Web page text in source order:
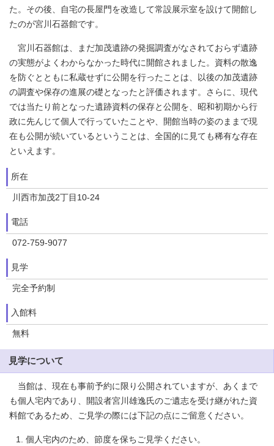
た。その後、自宅の長屋門を改造して常設展示室を設けて開館し
たのが宮川石器館です。
宮川石器館は、まだ加茂遺跡の発掘調査がなされておらず遺跡
の実態がよくわからなかった時代に開館されました。資料の散逸
を防ぐとともに私蔵せずに公開を行ったことは、以後の加茂遺跡
の調査や保存の進展の礎となったと評価されます。さらに、現代
では当たり前となった遺跡資料の保存と公開を、昭和初期から行
政に先んじて個人で行っていたことや、開館当時の姿のままで現
在も公開が続いているということは、全国的に見ても稀有な存在
といえます。
所在
川西市加茂2丁目10-24
電話
072-759-9077
見学
完全予約制
入館料
無料
見学について
当館は、現在も事前予約に限り公開されていますが、あくまで
も個人宅内であり、開設者宮川雄逸氏のご遺志を受け継がれた資
料館であるため、ご見学の際には下記の点にご留意ください。
個人宅内のため、節度を保ちご見学ください。